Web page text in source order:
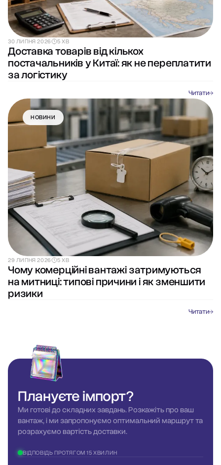
30 ЛИПНЯ 2026 5 ХВ
Доставка товарів від кількох
постачальників у Китаї: як не переплатити
за логістику
Читати
НОВИНИ
29 ЛИПНЯ 2026 5 ХВ
Чому комерційні вантажі затримуються
на митниці: типові причини і як зменшити
ризики
Читати
Плануєтеімпорт?
Ми готові до складних завдань. Розкажіть про ваш
вантаж, і ми запропонуємо оптимальний маршрут та
розрахуємо вартість доставки.
ВІДПОВІДЬ ПРОТЯГОМ 15 ХВИЛИН